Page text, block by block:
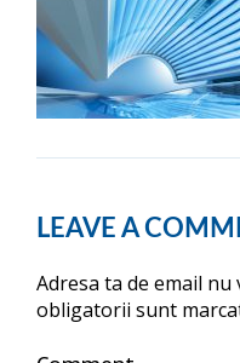
LEAVE A
Adresa ta de email nu
obligatorii sunt